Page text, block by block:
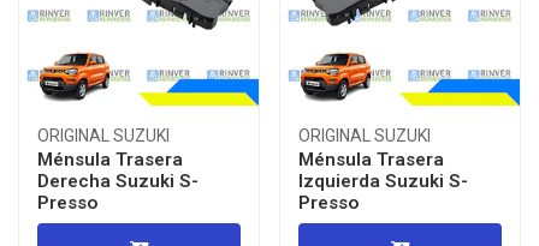
ORIGINAL SUZUKI
Ménsula Trasera
Derecha Suzuki S-
Presso
ORIGINAL SUZUKI
Ménsula Trasera
Izquierda Suzuki S-
Presso